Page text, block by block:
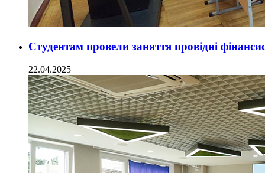
Студентам провели заняття провідні
22.04.2025